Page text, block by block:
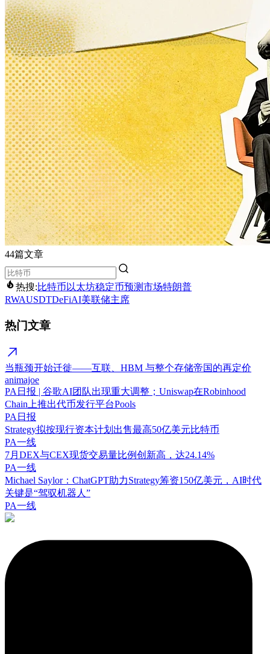
44篇文章
热搜:比特币 以太坊稳定币预测市场特朗普
RWAUSDTDeFiAI美联储主席
热门文章
当瓶颈开始迁徙——互联、HBM 与整个存储帝国的再定价
animajoe
PA日报 | 谷歌AI团队出现重大调整；Uniswap在Robinhood
Chain上推出代币发行平台Pools
PA日报
Strategy拟按现行资本计划出售最高50亿美元比特币
PA一线
7月DEX与CEX现货交易量比例创新高，达24.14%
PA一线
Michael Saylor：ChatGPT助力Strategy筹资150亿美元，AI时代
关键是“驾驭机器人”
PA一线